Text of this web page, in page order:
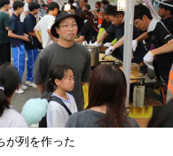
が列を作った